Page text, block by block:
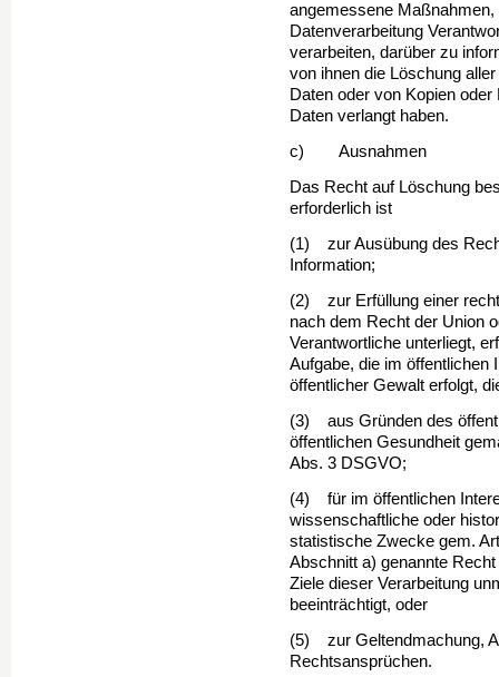
angemessene
Datenverarbeitung
verarbeiten, darüber zu
von ihnen die Löschung
Daten oder von Kopien
Daten verlangt haben.
c) Ausnahmen
Das Recht auf Löschung
erforderlich ist
(1) zur Ausübung des
Information;
(2) zur Erfüllung einer
nach dem Recht der Union
Verantwortliche unterliegt,
Aufgabe, die im öffentlichen
öffentlicher Gewalt erfolgt,
(3) aus Gründen des
öffentlichen Gesundheit
Abs. 3 DSGVO;
(4) für im öffentlichen
wissenschaftliche oder
statistische Zwecke gem.
Abschnitt a) genannte
Ziele dieser Verarbeitung
beeinträchtigt, oder
(5) zur Geltendmachung,
Rechtsansprüchen.